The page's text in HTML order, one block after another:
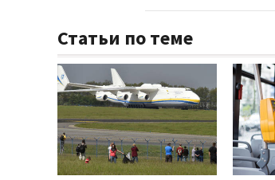
Статьи по теме